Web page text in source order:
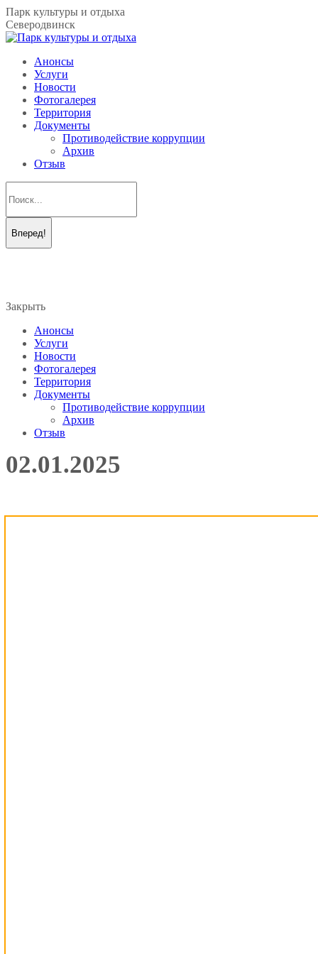
Перейти
к
содержанию
Парк культуры и отдыха
Северодвинск
Анонсы
Услуги
Новости
Фотогалерея
Территория
Документы
Противодействие коррупции
Архив
Отзыв
new
new
Закрыть
Анонсы
Услуги
Новости
Фотогалерея
Территория
Документы
Противодействие коррупции
Архив
Отзыв
02.01.2025